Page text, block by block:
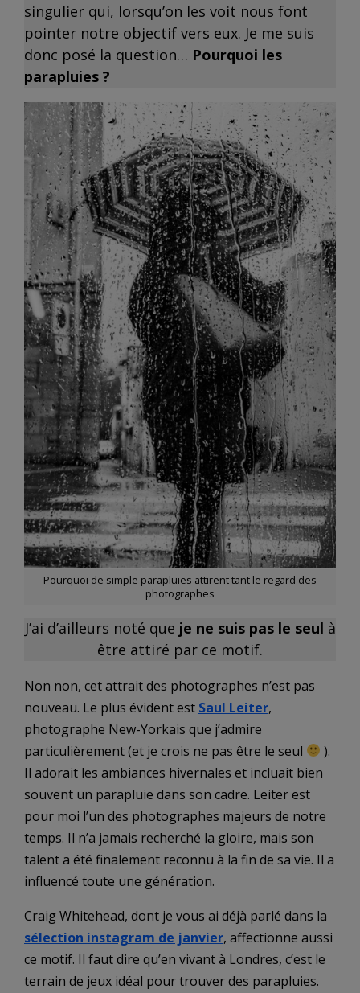
singulier qui, lorsqu’on les voit nous font
pointer notre objectif vers eux. Je me suis
donc posé la question… Pourquoi les
parapluies ?
Pourquoi de simple parapluies attirent tant le regard des
photographes
J’ai d’ailleurs noté que je ne suis pas le seul à
être attiré par ce motif.
Non non, cet attrait des photographes n’est pas
nouveau. Le plus évident est Saul Leiter,
photographe New-Yorkais que j’admire
particulièrement (et je crois ne pas être le seul
).
Il adorait les ambiances hivernales et incluait bien
souvent un parapluie dans son cadre. Leiter est
pour moi l’un des photographes majeurs de notre
temps. Il n’a jamais recherché la gloire, mais son
talent a été finalement reconnu à la fin de sa vie. Il a
influencé toute une génération.
Craig Whitehead, dont je vous ai déjà parlé dans la
sélection instagram de janvier, affectionne aussi
ce motif. Il faut dire qu’en vivant à Londres, c’est le
terrain de jeux idéal pour trouver des parapluies.